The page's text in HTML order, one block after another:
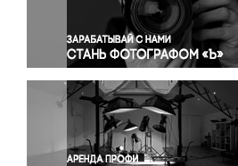
Правосудие
Происшествия и конфликты
Религия
Светская жизнь
Спорт
Экология
Экономика и бизнес